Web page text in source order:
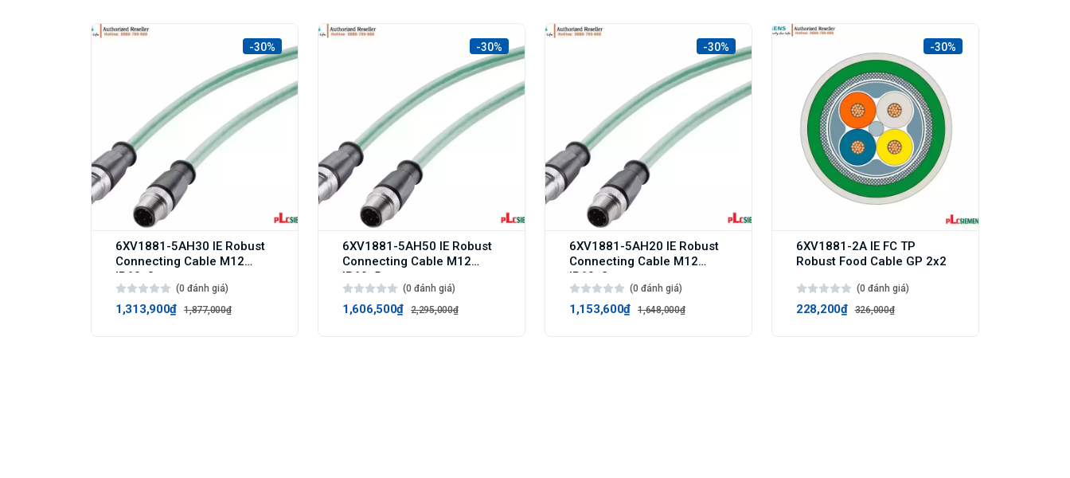
-30%
6XV1881-5AH30 IE Robust
Connecting Cable M12
IP69, 3 m
(0 đánh giá)
1,313,900₫ 1,877,000₫
-30%
6XV1881-5AH50 IE Robust
Connecting Cable M12
IP69, 5 m
(0 đánh giá)
1,606,500₫ 2,295,000₫
-30%
6XV1881-5AH20 IE Robust
Connecting Cable M12
IP69, 2 m
(0 đánh giá)
1,153,600₫ 1,648,000₫
-30%
6XV1881-2A IE FC TP
Robust Food Cable GP 2x2
(0 đánh giá)
228,200₫ 326,000₫